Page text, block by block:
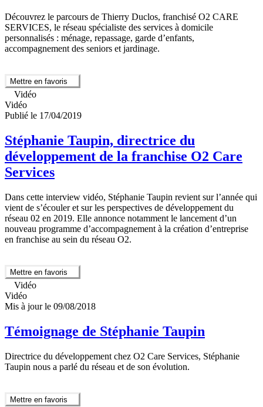
Découvrez le parcours de Thierry Duclos, franchisé O2 CARE
SERVICES, le réseau spécialiste des services à domicile
personnalisés : ménage, repassage, garde d’enfants,
accompagnement des seniors et jardinage.
Mettre en favoris
Vidéo
Vidéo
Publié le 17/04/2019
Stéphanie Taupin, directrice du
développement de la franchise O2 Care
Services
Dans cette interview vidéo, Stéphanie Taupin revient sur l’année qui
vient de s’écouler et sur les perspectives de développement du
réseau 02 en 2019. Elle annonce notamment le lancement d’un
nouveau programme d’accompagnement à la création d’entreprise
en franchise au sein du réseau O2.
Mettre en favoris
Vidéo
Vidéo
Mis à jour le 09/08/2018
Témoignage de Stéphanie Taupin
Directrice du développement chez O2 Care Services, Stéphanie
Taupin nous a parlé du réseau et de son évolution.
Mettre en favoris